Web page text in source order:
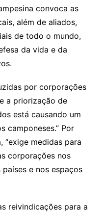
convoca as
além de aliados,
de todo o mundo,
da vida e da
por corporações
a priorização de
está causando um
camponeses.” Por
“exige medidas para
corporações nos
e nos espaços
reivindicações para a